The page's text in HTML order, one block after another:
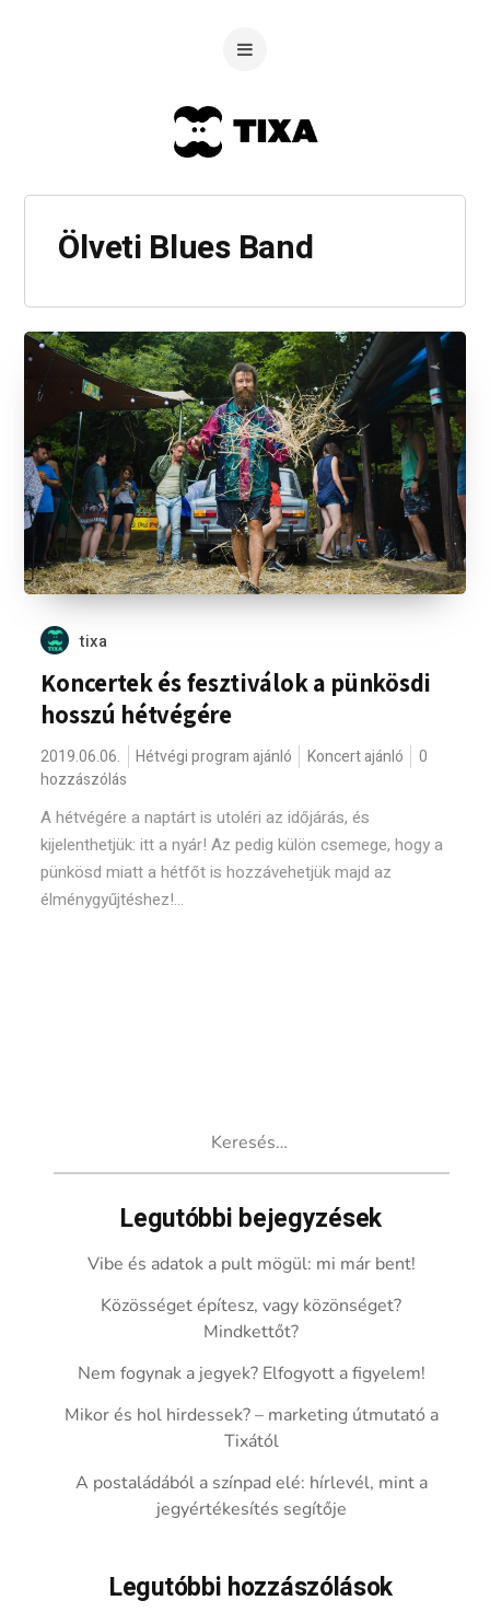
Ölveti Blues Band
tixa
Koncertek és fesztiválok a pünkösdi
hosszú hétvégére
2019.06.06. Hétvégi program ajánló Koncert ajánló
0
hozzászólás
A hétvégére a naptárt is utoléri az időjárás, és
kijelenthetjük: itt a nyár! Az pedig külön csemege, hogy a
pünkösd miatt a hétfőt is hozzávehetjük majd az
élménygyűjtéshez!...
Legutóbbi bejegyzések
Vibe és adatok a pult mögül: mi már bent!
Közösséget építesz, vagy közönséget?
Mindkettőt?
Nem fogynak a jegyek? Elfogyott a figyelem!
Mikor és hol hirdessek? – marketing útmutató a
Tixától
A postaládából a színpad elé: hírlevél, mint a
jegyértékesítés segítője
Legutóbbi hozzászólások